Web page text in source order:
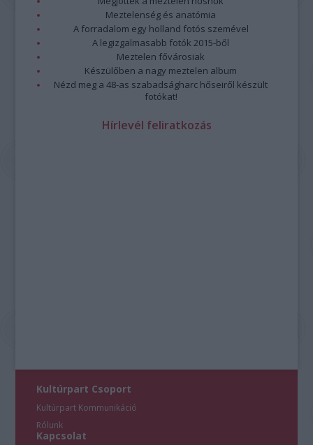
Meztelenség és anatómia
A forradalom egy holland fotós szemével
A legizgalmasabb fotók 2015-ből
Meztelen fővárosiak
Készülőben a nagy meztelen album
Nézd meg a 48-as szabadságharc hőseiről készült
fotókat!
Hírlevél feliratkozás
Kultúrpart Csoport
Kultúrpart Kommunikáció
Rólunk
Kapcsolat